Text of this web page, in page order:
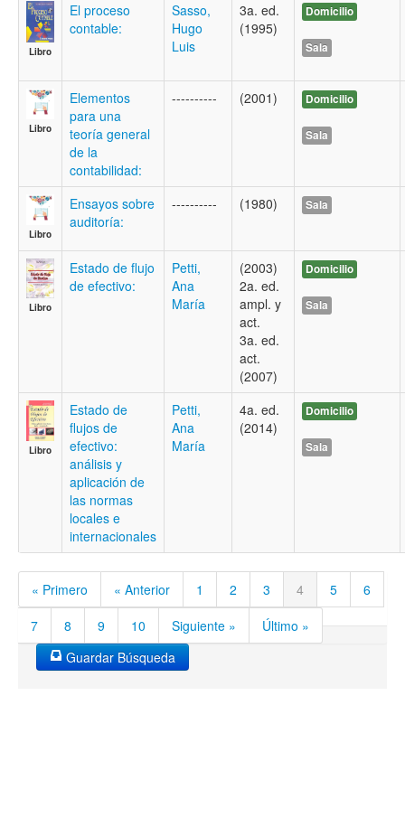
Libro
El proceso
contable:
Sasso,
Hugo
Luis
3a. ed.
(1995)
Domicilio
Sala
Libro
Elementos
para una
teoría general
de la
contabilidad:
---------- (2001) Domicilio
Sala
Libro
Ensayos sobre
auditoría:
---------- (1980) Sala
Libro
Estado de flujo
de efectivo:
Petti,
Ana
María
(2003)
2a. ed.
ampl. y
act.
3a. ed.
act.
(2007)
Domicilio
Sala
Libro
Estado de
flujos de
efectivo:
análisis y
aplicación de
las normas
locales e
internacionales
Petti,
Ana
María
4a. ed.
(2014)
Domicilio
Sala
« Primero « Anterior 1 2 3 4 5
6
7
8 9 10 Siguiente »
Último »
Guardar Búsqueda